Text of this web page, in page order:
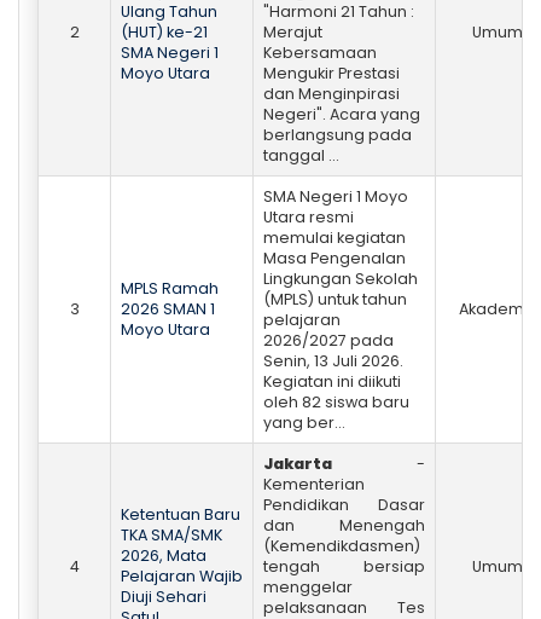
2
Ulang Tahun
(HUT) ke-21
SMA Negeri 1
Moyo Utara
"Harmoni 21 Tahun :
Merajut
Kebersamaan
Mengukir Prestasi
dan Menginpirasi
Negeri". Acara yang
berlangsung pada
tanggal ...
Umum
3
MPLS Ramah
2026 SMAN 1
Moyo Utara
SMA Negeri 1 Moyo
Utara resmi
memulai kegiatan
Masa Pengenalan
Lingkungan Sekolah
(MPLS) untuk tahun
pelajaran
2026/2027 pada
Senin, 13 Juli 2026.
Kegiatan ini diikuti
oleh 82 siswa baru
yang ber...
Akademik
4
Ketentuan Baru
TKA SMA/SMK
2026, Mata
Pelajaran Wajib
Diuji Sehari
Jakarta -
Kementerian
Pendidikan Dasar
dan Menengah
(Kemendikdasmen)
tengah bersiap
menggelar
pelaksanaan Tes
Umum